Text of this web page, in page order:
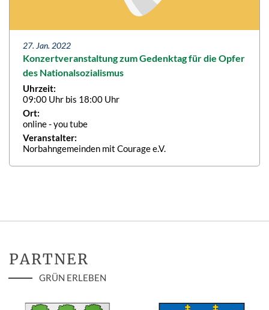
27. Jan. 2022
Konzertveranstaltung zum Gedenktag für die Opfer
des Nationalsozialismus
Uhrzeit:
09:00 Uhr bis 18:00 Uhr
Ort:
online - you tube
Veranstalter:
Norbahngemeinden mit Courage e.V.
PARTNER
GRÜN ERLEBEN